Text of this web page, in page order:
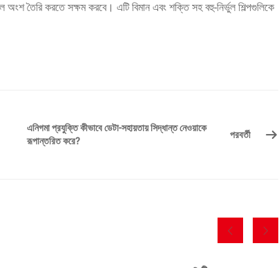
তৈরি করতে সক্ষম করবে। এটি বিমান এবং শক্তি সহ বহু-নির্ভুল শিল্পগুলিকে
এনিগমা প্রযুক্তি কীভাবে ডেটা-সহায়তায় সিদ্ধান্ত নেওয়াকে
রূপান্তরিত করে?
পরবর্তী